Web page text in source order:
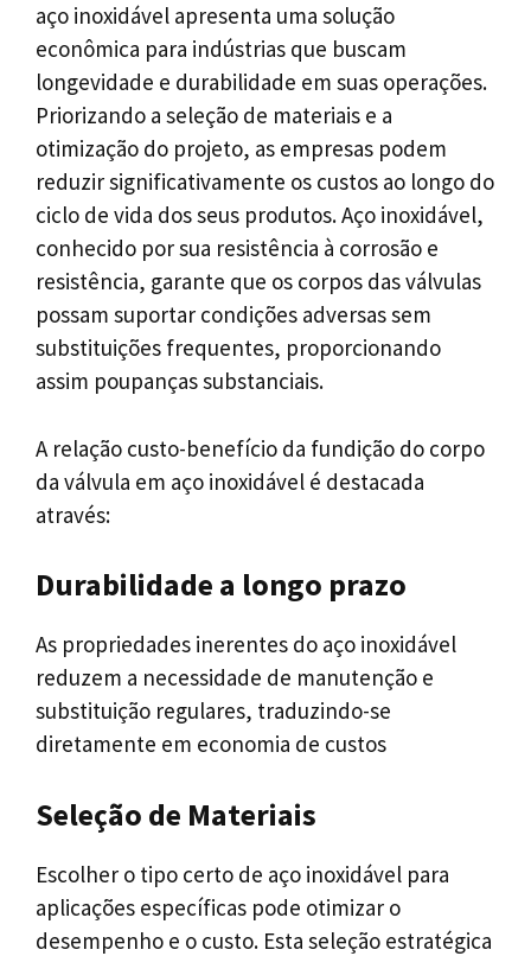
aço inoxidável apresenta uma solução
econômica para indústrias que buscam
longevidade e durabilidade em suas operações.
Priorizando a seleção de materiais e a
otimização do projeto, as empresas podem
reduzir significativamente os custos ao longo do
ciclo de vida dos seus produtos. Aço inoxidável,
conhecido por sua resistência à corrosão e
resistência, garante que os corpos das válvulas
possam suportar condições adversas sem
substituições frequentes, proporcionando
assim poupanças substanciais.
A relação custo-benefício da fundição do corpo
da válvula em aço inoxidável é destacada
através:
Durabilidade a longo prazo
As propriedades inerentes do aço inoxidável
reduzem a necessidade de manutenção e
substituição regulares, traduzindo-se
diretamente em economia de custos
Seleção de Materiais
Escolher o tipo certo de aço inoxidável para
aplicações específicas pode otimizar o
desempenho e o custo. Esta seleção estratégica